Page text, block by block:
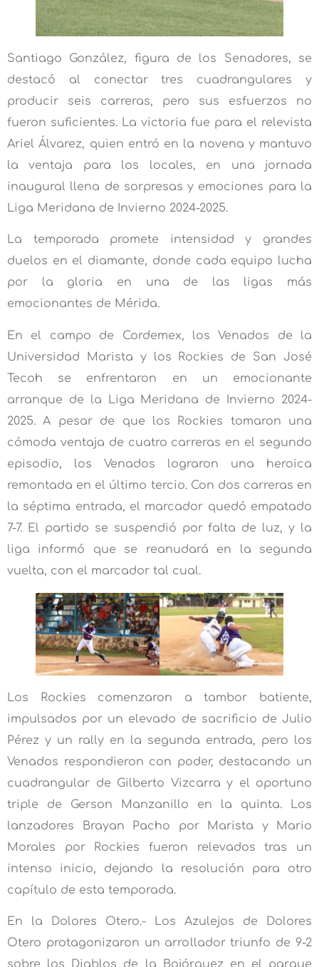
Santiago González, figura de los Senadores, se
destacó al conectar tres cuadrangulares y
producir seis carreras, pero sus esfuerzos no
fueron suficientes. La victoria fue para el relevista
Ariel Álvarez, quien entró en la novena y mantuvo
la ventaja para los locales, en una jornada
inaugural llena de sorpresas y emociones para la
Liga Meridana de Invierno 2024-2025.
La temporada promete intensidad y grandes
duelos en el diamante, donde cada equipo lucha
por la gloria en una de las ligas más
emocionantes de Mérida.
En el campo de Cordemex, los Venados de la
Universidad Marista y los Rockies de San José
Tecoh se enfrentaron en un emocionante
arranque de la Liga Meridana de Invierno 2024-
2025. A pesar de que los Rockies tomaron una
cómoda ventaja de cuatro carreras en el segundo
episodio, los Venados lograron una heroica
remontada en el último tercio. Con dos carreras en
la séptima entrada, el marcador quedó empatado
7-7. El partido se suspendió por falta de luz, y la
liga informó que se reanudará en la segunda
vuelta, con el marcador tal cual.
Los Rockies comenzaron a tambor batiente,
impulsados por un elevado de sacrificio de Julio
Pérez y un rally en la segunda entrada, pero los
Venados respondieron con poder, destacando un
cuadrangular de Gilberto Vizcarra y el oportuno
triple de Gerson Manzanillo en la quinta. Los
lanzadores Brayan Pacho por Marista y Mario
Morales por Rockies fueron relevados tras un
intenso inicio, dejando la resolución para otro
capítulo de esta temporada.
En la Dolores Otero.- Los Azulejos de Dolores
Otero protagonizaron un arrollador triunfo de 9-2
sobre los Diablos de la Bojórquez en el parque